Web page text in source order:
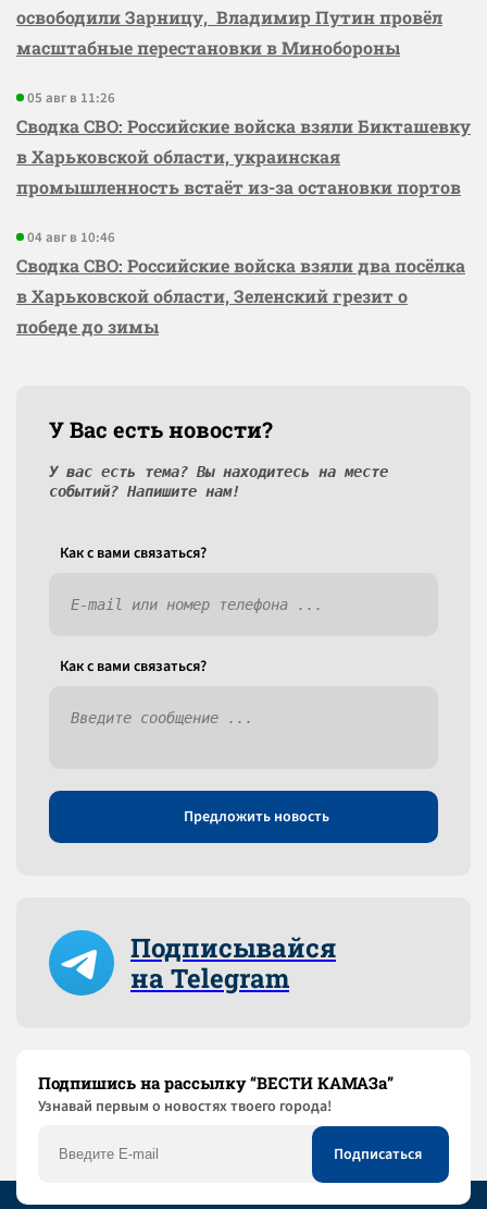
освободили Зарницу, Владимир Путин провёл
масштабные перестановки в Минобороны
05 авг в 11:26
Сводка СВО: Российские войска взяли Бикташевку
в Харьковской области, украинская
промышленность встаёт из-за остановки портов
04 авг в 10:46
Сводка СВО: Российские войска взяли два посёлка
в Харьковской области, Зеленский грезит о
победе до зимы
У Вас есть новости?
У вас есть тема? Вы находитесь на месте
событий? Напишите нам!
Как c вами связаться?
Как c вами связаться?
Предложить новость
Подписывайся
на Telegram
Подпишись на рассылку “ВЕСТИ КАМАЗа”
Узнaвай первым о новостях твоего города!